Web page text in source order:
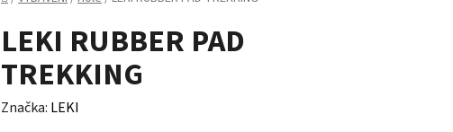
LEKI RUBBER PAD
TREKKING
Značka: LEKI